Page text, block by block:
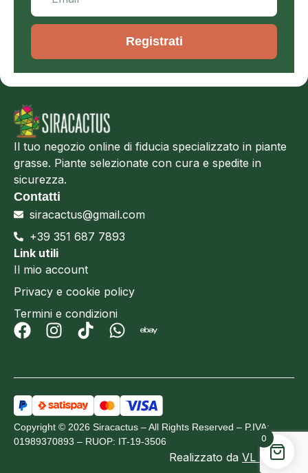
Registrati
Il tuo negozio online di fiducia specializzato in piante
grasse. Piante selezionate con cura e spedite in
sicurezza.
Contatti
siracactus@gmail.com
+39 351 687 7893
Link utili
Il mio account
Privacy e cookie policy
Termini e condizioni
Copyright © 2026 Siracactus – All Rights Reserved – P.IVA:
01989370893 – RUOP: IT-19-3506
Realizzato da VL Design
0